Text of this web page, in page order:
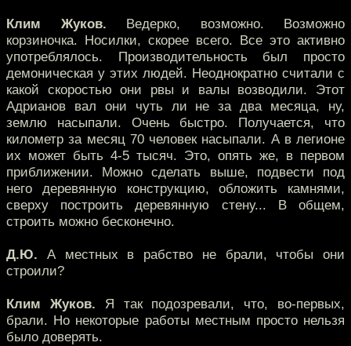
Клим Жуков. Ведерко, возможно. Возможно
корзиночка. Носилки, скорее всего. Все это активно
употреблялось. Производительность был просто
демоническая у этих людей. Неоднократно считали с
какой скоростью они рвы и валы возводили. Этот
Адрианов вал они чуть ли не за два месяца, ну,
землю насыпали. Очень быстро. Получается, что
километр за месяц 70 человек насыпали. А в легионе
их может быть 4-5 тысяч. Это, опять же, в первом
приближении. Можно сделать выше, подвести под
него деревянную конструкцию, обложить камнями,
сверху построить деревянную стену... В общем,
строить можно бесконечно.
Д.Ю. А местных в рабство не брали, чтобы они
строили?
Клим Жуков. Я так подозревали, что, во-первых,
брали. Но некоторые работы местным просто нельзя
было доверять.